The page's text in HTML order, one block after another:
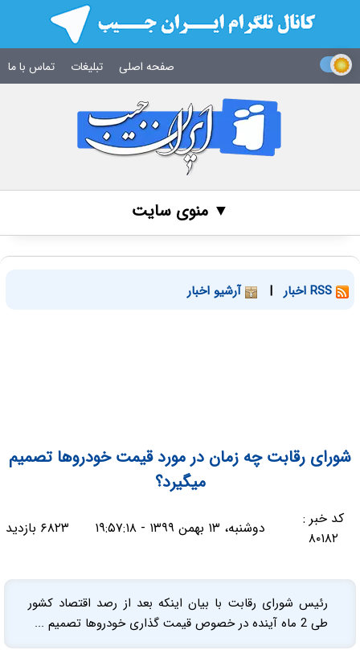
صفحه اصلی تبلیغات تماس با ما
▼ منوی سایت
| آرشیو اخبار
شورای رقابت چه زمان در مورد قیمت خودروها تصمیم
میگیرد؟
کد خبر :
۸۰۱۸۲
دوشنبه، ۱۳ بهمن ۱۳۹۹ - ۱۹:۵۷:۱۸ ۶۸۲۳ بازدید
رئیس شورای رقابت با بیان اینکه بعد از رصد اقتصاد کشور
طی 2 ماه آینده در خصوص قیمت گذاری خودروها تصمیم ...